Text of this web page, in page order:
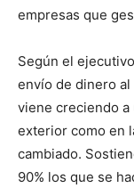
empresas que
Según el
envío de dinero
viene creciendo a
exterior como en
cambiado.
90% los que se